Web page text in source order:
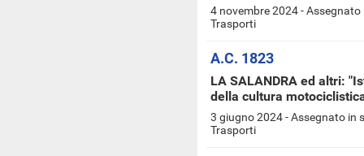
4 novembre 2024 -
Trasporti
A.C. 1823
LA SALANDRA ed altri:
della cultura
3 giugno 2024 - Assegnato in
Trasporti